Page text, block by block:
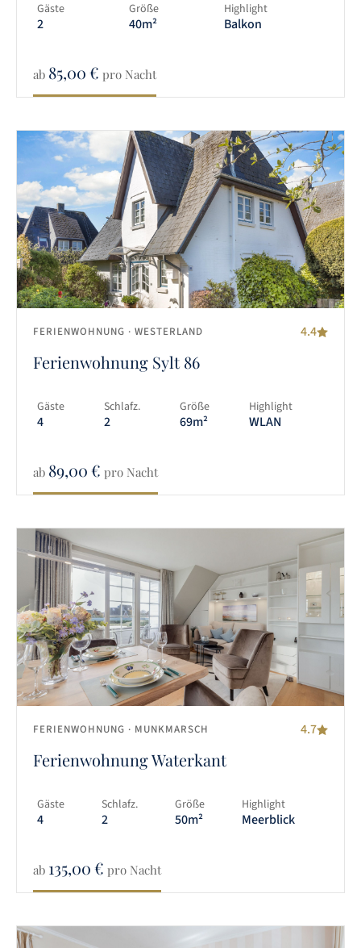
Gäste
2
Größe
40m²
Highlight
Balkon
ab 85,00€ pro Nacht
FERIENWOHNUNG · WESTERLAND 4.4
Ferienwohnung Sylt 86
Gäste
4
Schlafz.
2
Größe
69m²
Highlight
WLAN
ab 89,00€ pro Nacht
FERIENWOHNUNG · MUNKMARSCH 4.7
Ferienwohnung Waterkant
Gäste
4
Schlafz.
2
Größe
50m²
Highlight
Meerblick
ab 135,00€ pro Nacht